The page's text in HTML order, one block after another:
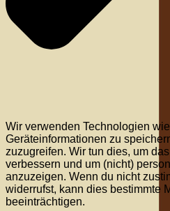
Wir verwenden Technologien
Geräteinformationen zu
zuzugreifen. Wir tun dies, um
verbessern und um (nicht)
anzuzeigen. Wenn du nicht
widerrufst, kann dies bestimmte
beeinträchtigen.